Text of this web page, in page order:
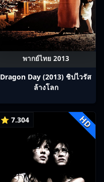
พากย์ไทย 2013
Dragon Day (2013) ชิปไวรัส
ล้างโลก
⭐ 7.304 HD